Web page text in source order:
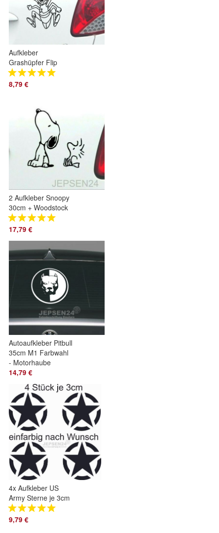
Aufkleber
Grashüpfer Flip
14x10cm S087 ML
oder MR für Auto ...
8,79 €
2 Aufkleber Snoopy
30cm + Woodstock
15cm S108
Autoaufkleber
17,79 €
Autoaufkleber Pitbull
35cm M1 Farbwahl
- Motorhaube
Heckfenster
Seitenaufkleber
14,79 €
4x Aufkleber US
Army Sterne je 3cm
S152 für Motorrad
Auto Notebook -
9,79 €